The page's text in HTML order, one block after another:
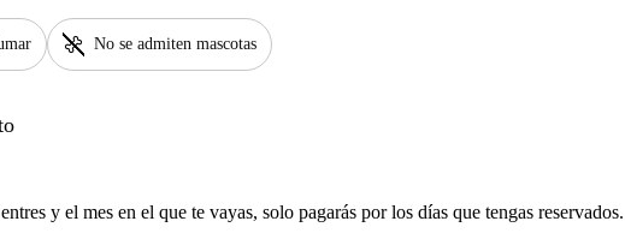
pet_supplies No se admiten mascotas
y el mes en el que te vayas, solo pagarás por los días que tengas reservados.